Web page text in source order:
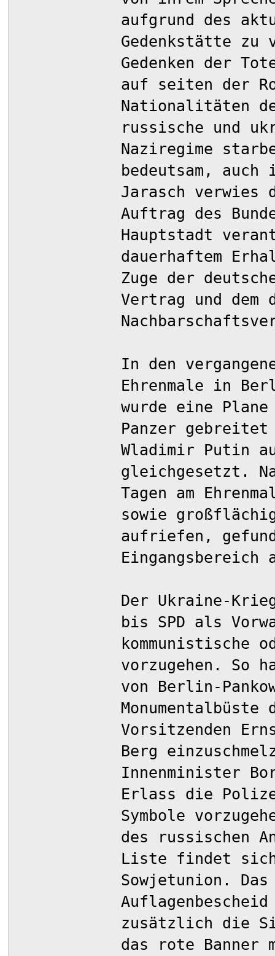
aufgrund des
Gedenkstätte zu
Gedenken der
auf seiten der
Nationalitäten
russische und
Naziregime
bedeutsam,
Jarasch verwies
Auftrag des
Hauptstadt
dauerhaftem
Zuge der
Vertrag und dem
In den
Ehrenmale in
wurde eine
Panzer
Wladimir Putin
gleichgesetzt.
Tagen am
sowie
aufriefen,
Eingangsbereich
Der Ukraine-
bis SPD als
kommunistische
vorzugehen. So
von Berlin-
Monumentalbüste
Vorsitzenden
Berg
Innenminister
Erlass die
Symbole
des russischen
Liste findet sich
Sowjetunion. Das
Auflagenbescheid
zusätzlich die
das rote Banner